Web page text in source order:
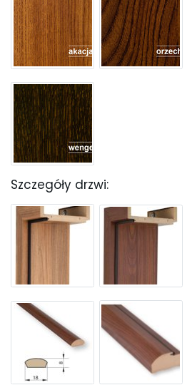
Szczegóły drzwi: